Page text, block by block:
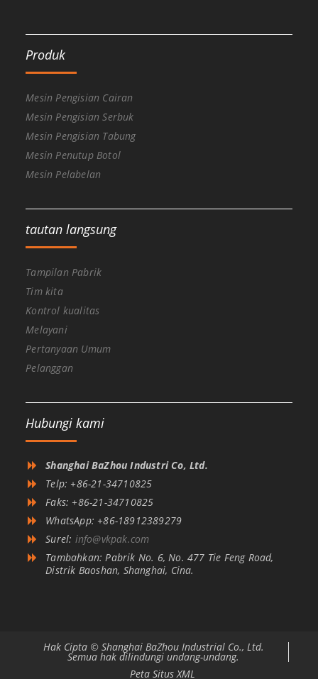
Produk
Mesin Pengisian Cairan
Mesin Pengisian Serbuk
Mesin Pengisian Tabung
Mesin Penutup Botol
Mesin Pelabelan
tautan langsung
Tampilan Pabrik
Tim kita
Kontrol kualitas
Melayani
Pertanyaan Umum
Pelanggan
Hubungi kami
Shanghai BaZhou Industri Co, Ltd.
Telp: +86-21-34710825
Faks: +86-21-34710825
WhatsApp: +86-18912389279
Surel: info@vkpak.com
Tambahkan: Pabrik No. 6, No. 477 Tie Feng Road,
Distrik Baoshan, Shanghai, Cina.
Hak Cipta © Shanghai BaZhou Industrial Co., Ltd.
Semua hak dilindungi undang-undang.
Peta Situs XML